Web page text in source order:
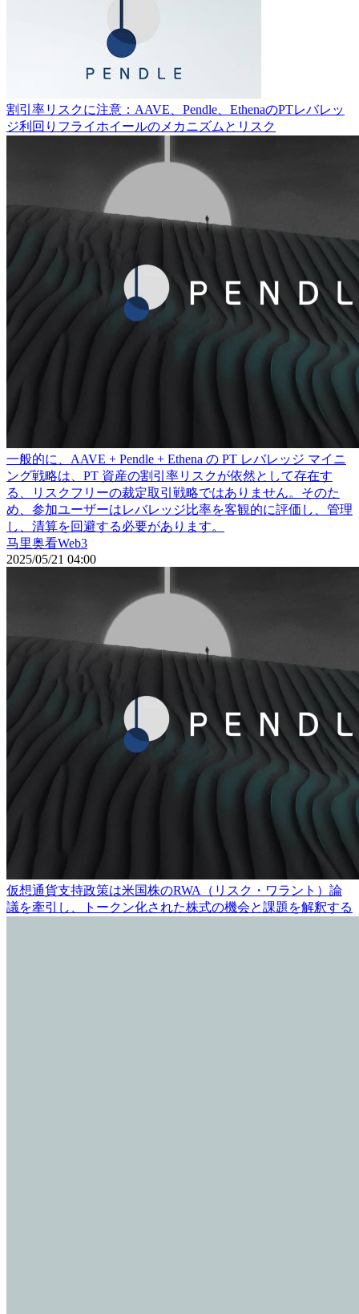
割引率リスクに注意：AAVE、Pendle、EthenaのPTレバレッ
ジ利回りフライホイールのメカニズムとリスク
一般的に、AAVE + Pendle + Ethena の PT レバレッジ マイニ
ング戦略は、PT 資産の割引率リスクが依然として存在す
る、リスクフリーの裁定取引戦略ではありません。そのた
め、参加ユーザーはレバレッジ比率を客観的に評価し、管理
し、清算を回避する必要があります。
马里奥看Web3
2025/05/21 04:00
仮想通貨支持政策は米国株のRWA（リスク・ワラント）論
議を牽引し、トークン化された株式の機会と課題を解釈する